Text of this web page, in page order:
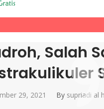
Salah
29, 2021 By supriadi al